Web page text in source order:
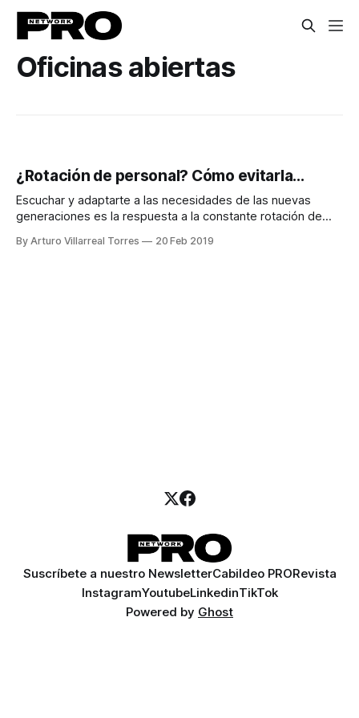
Oficinas abiertas
¿Rotación de personal? Cómo evitarla...
Escuchar y adaptarte a las necesidades de las nuevas
generaciones es la respuesta a la constante rotación de
By Arturo Villarreal Torres 20 Feb 2019
Suscríbete a nuestro NewsletterCabildeo PRORevista
InstagramYoutubeLinkedinTikTok
Powered by Ghost